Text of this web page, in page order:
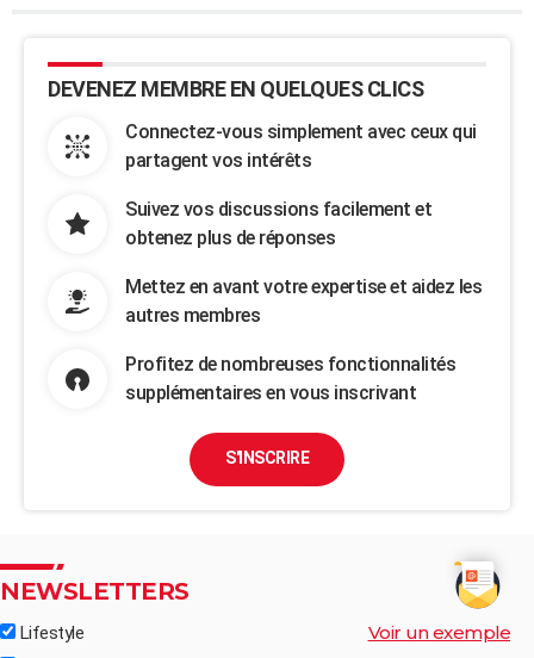
DEVENEZ MEMBRE EN QUELQUES CLICS
Connectez-vous simplement avec ceux qui
partagent vos intérêts
Suivez vos discussions facilement et
obtenez plus de réponses
Mettez en avant votre expertise et aidez les
autres membres
Profitez de nombreuses fonctionnalités
supplémentaires en vous inscrivant
S'INSCRIRE
NEWSLETTERS
Lifestyle Voir un exemple